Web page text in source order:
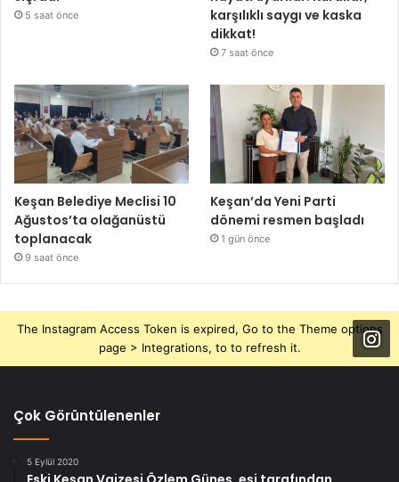
5 saat önce
karşılıklı saygı ve kaska
dikkat!
7 saat önce
Keşan Belediye Meclisi 10
Ağustos’ta olağanüstü
toplanacak
9 saat önce
Keşan’da Yeni Parti
dönemi resmen başladı
1 gün önce
The Instagram Access Token is expired, Go to the Theme options
page > Integrations, to to refresh it.
Çok Görüntülenenler
5 Eylül 2020